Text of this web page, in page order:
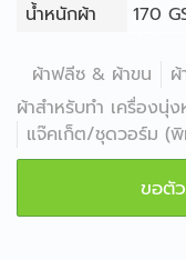
น้ำหนักผ้า
170
ผ้าฟลีซ & ผ้าขน
ผ้าสำหรับทำ เครื่องนุ่
แจ๊คเก็ต/ชุดวอร์ม (
ขอตั